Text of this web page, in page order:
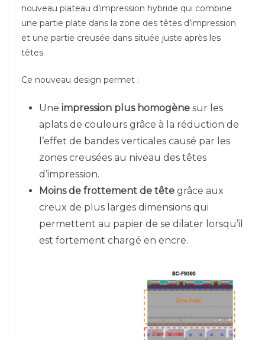
nouveau plateau d’impression hybride qui combine
une partie plate dans la zone des têtes d’impression
et une partie creusée dans située juste après les
têtes.
Ce nouveau design permet :
Une impression plus homogène sur les
aplats de couleurs grâce à la réduction de
l’effet de bandes verticales causé par les
zones creusées au niveau des têtes
d’impression.
Moins de frottement de tête grâce aux
creux de plus larges dimensions qui
permettent au papier de se dilater lorsqu’il
est fortement chargé en encre.